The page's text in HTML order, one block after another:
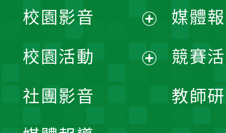
媒體
競賽
教師
校園影音
開
校園活動
社團影音